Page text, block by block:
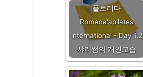
플로리다
Romana'apilates
international - Day 1,2
샤리쌤의 개인교습